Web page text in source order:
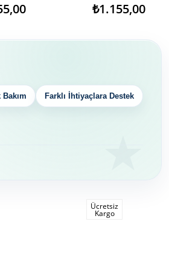
₺1.155,00
Farklı İhtiyaçlara Destek
Ücretsiz
Kargo